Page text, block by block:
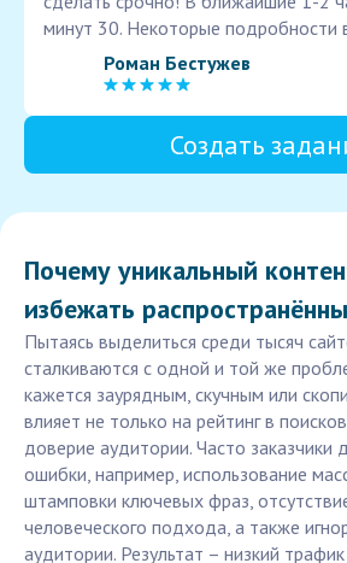
минут 30. Некоторые подробности
Роман Бестужев
Создать
Почему уникальный
избежать
Пытаясь выделиться среди тысяч
сталкиваются с одной и той же
кажется заурядным, скучным или
влияет не только на рейтинг в
доверие аудитории. Часто заказчики
ошибки, например, использование
штамповки ключевых фраз,
человеческого подхода, а также
аудитории. Результат – низкий